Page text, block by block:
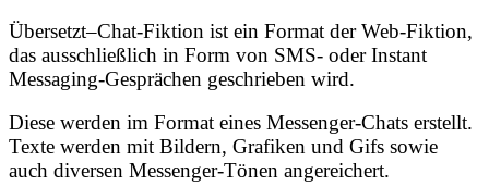
Übersetzt–Chat-Fiktion ist ein Format der Web-Fiktion,
das ausschließlich in Form von SMS- oder Instant
Messaging-Gesprächen geschrieben wird.
Diese werden im Format eines Messenger-Chats erstellt.
Texte werden mit Bildern, Grafiken und Gifs sowie
auch diversen Messenger-Tönen angereichert.